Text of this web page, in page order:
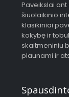
Paveikslai
šiuolaikinio
klasikiniai
kokybę ir
skaitmeniniu
plaunami ir